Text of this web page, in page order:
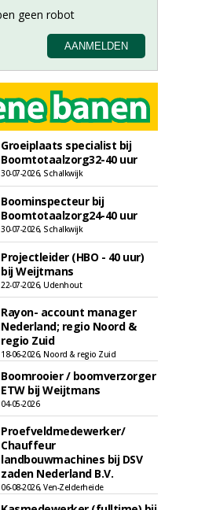
Groeiplaats specialist bij
Boomtotaalzorg32-40 uur
30-07-2026, Schalkwijk
Boominspecteur bij
Boomtotaalzorg24-40 uur
30-07-2026, Schalkwijk
Projectleider (HBO - 40 uur)
bij Weijtmans
22-07-2026, Udenhout
Rayon- account manager
Nederland; regio Noord &
regio Zuid
18-06-2026, Noord & regio Zuid
Boomrooier / boomverzorger
ETW bij Weijtmans
04-05-2026
Proefveldmedewerker/
Chauffeur
landbouwmachines bij DSV
zaden Nederland B.V.
06-08-2026, Ven-Zelderheide